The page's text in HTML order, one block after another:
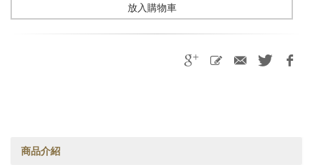
放入購物車
商品介紹